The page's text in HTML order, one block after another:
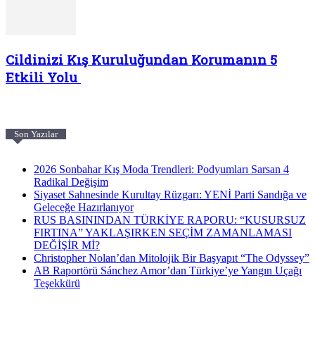
Cildinizi Kış Kuruluğundan Korumanın 5
Etkili Yolu
Son Yazılar
2026 Sonbahar Kış Moda Trendleri: Podyumları Sarsan 4
Radikal Değişim
Siyaset Sahnesinde Kurultay Rüzgarı: YENİ Parti Sandığa ve
Geleceğe Hazırlanıyor
RUS BASININDAN TÜRKİYE RAPORU: “KUSURSUZ
FIRTINA” YAKLAŞIRKEN SEÇİM ZAMANLAMASI
DEĞİŞİR Mİ?
Christopher Nolan’dan Mitolojik Bir Başyapıt “The Odyssey”
AB Raportörü Sánchez Amor’dan Türkiye’ye Yangın Uçağı
Teşekkürü